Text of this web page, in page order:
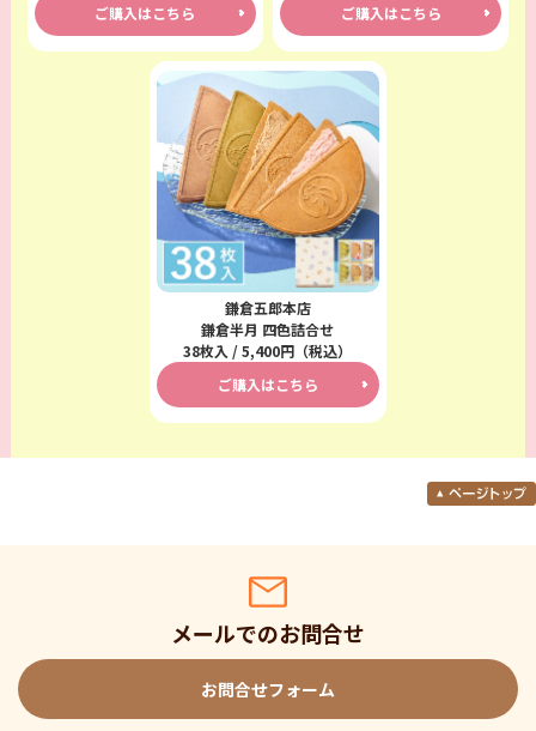
ご購入はこちら
ご購入はこちら
鎌倉五郎本店
鎌倉半月 四色詰合せ
38枚入 / 5,400円（税込）
ご購入はこちら
メールでのお問合せ
お問合せフォーム